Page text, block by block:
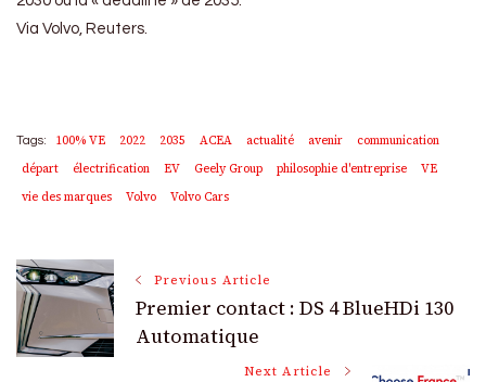
Via Volvo, Reuters.
Tags: 100% VE 2022 2035 ACEA actualité avenir
communication
départ
électrification EV Geely Group philosophie d'entreprise
VE
vie des marques
Volvo Volvo Cars
Post
Navigation
Previous Article
Premier contact : DS 4 BlueHDi 130
Automatique
Next Article